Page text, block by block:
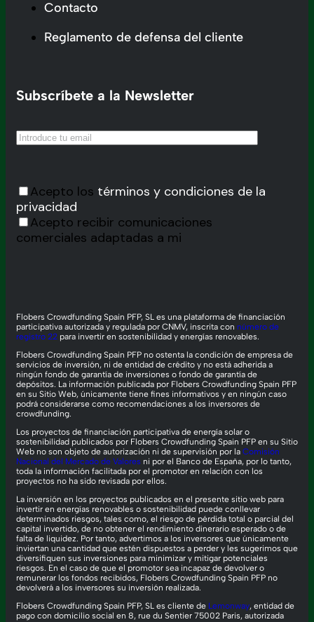
Contacto
Reglamento de defensa del cliente
Subscríbete a la Newsletter
Acepto los términos y condiciones de la
privacidad
Acepto recibir comunicaciones
comerciales adaptadas a mi
Flobers Crowdfunding Spain PFP, SL es una plataforma de financiación
participativa autorizada y regulada por CNMV, inscrita con número de
registro 22 para invertir en sostenibilidad y energías renovables.
Flobers Crowdfunding Spain PFP no ostenta la condición de empresa de
servicios de inversión, ni de entidad de crédito y no está adherida a
ningún fondo de garantía de inversiones o fondo de garantía de
depósitos. La información publicada por Flobers Crowdfunding Spain PFP
en su Sitio Web, únicamente tiene fines informativos y en ningún caso
podrá considerarse como recomendaciones a los inversores de
crowdfunding.
Los proyectos de financiación participativa de energía solar o
sostenibilidad publicados por Flobers Crowdfunding Spain PFP en su Sitio
Web no son objeto de autorización ni de supervisión por la Comisión
Nacional del Mercado de Valores ni por el Banco de España, por lo tanto,
toda la información facilitada por el promotor en relación con los
proyectos no ha sido revisada por ellos.
La inversión en los proyectos publicados en el presente sitio web para
invertir en energías renovables o sostenibilidad puede conllevar
determinados riesgos, tales como, el riesgo de pérdida total o parcial del
capital invertido, de no obtener el rendimiento dinerario esperado o de
falta de liquidez. Por tanto, advertimos a los inversores que únicamente
inviertan una cantidad que estén dispuestos a perder y les sugerimos que
diversifiquen sus inversiones para minimizar y mitigar potenciales
riesgos. En el caso de que el promotor sea incapaz de devolver o
remunerar los fondos recibidos, Flobers Crowdfunding Spain PFP no
devolverá a los inversores su inversión realizada.
Flobers Crowdfunding Spain PFP, SL es cliente de Lemonway, entidad de
pago con domicilio social en 8, rue du Sentier 75002 Paris, autorizada